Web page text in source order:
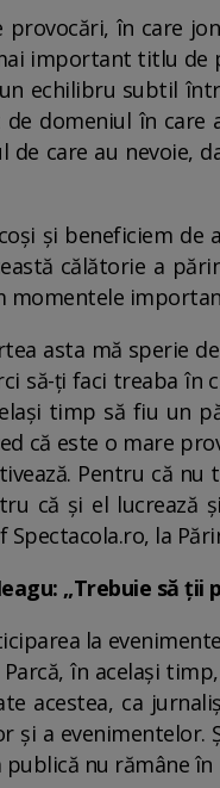
în care
important titlu de
echilibru subtil
de domeniul în
care au nevoie,
și beneficiem
călătorie a
momentele
asta mă sperie
să-ți faci treaba
timp să fiu un
că este o mare
Pentru că
că și el lucrează
Spectacola.ro, la
„Trebuie să ții
la
în același
acestea, ca
a evenimentelor.
nu rămâne în